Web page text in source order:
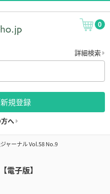
0
詳細検索
規登録
へ
ャーナル Vol.58 No.9
電子版】